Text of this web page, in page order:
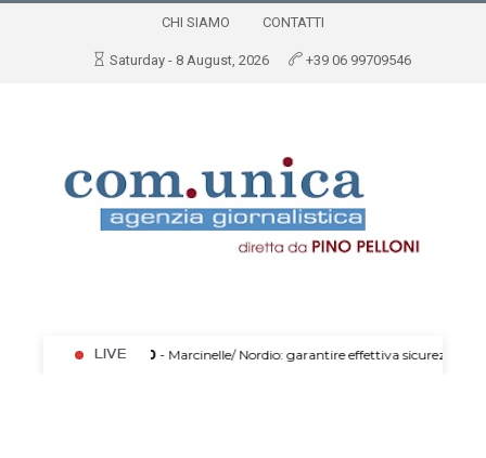
CHI SIAMO CONTATTI
Saturday - 8 August, 2026 +39 06 99709546